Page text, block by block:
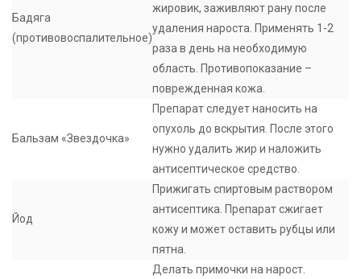
Бадяга
(противовоспалительное)
жировик, заживляют рану после
удаления нароста. Применять 1-2
раза в день на необходимую
область. Противопоказание –
поврежденная кожа.
Бальзам «Звездочка»
Препарат следует наносить на
опухоль до вскрытия. После этого
нужно удалить жир и наложить
антисептическое средство.
Йод
Прижигать спиртовым раствором
антисептика. Препарат сжигает
кожу и может оставить рубцы или
пятна.
Делать примочки на нарост.